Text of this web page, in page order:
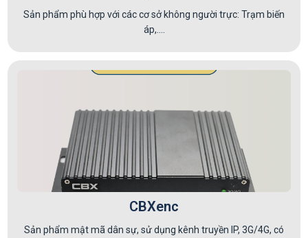
Sản phẩm phù hợp với các cơ sở không người trực: Trạm biến
áp,....
CBXenc
Sản phẩm mật mã dân sự, sử dụng kênh truyền IP, 3G/4G, có